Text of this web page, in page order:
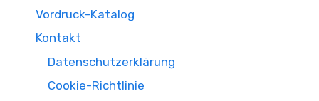
Vordruck-Katalog
Kontakt
Datenschutzerklärung
Cookie-Richtlinie